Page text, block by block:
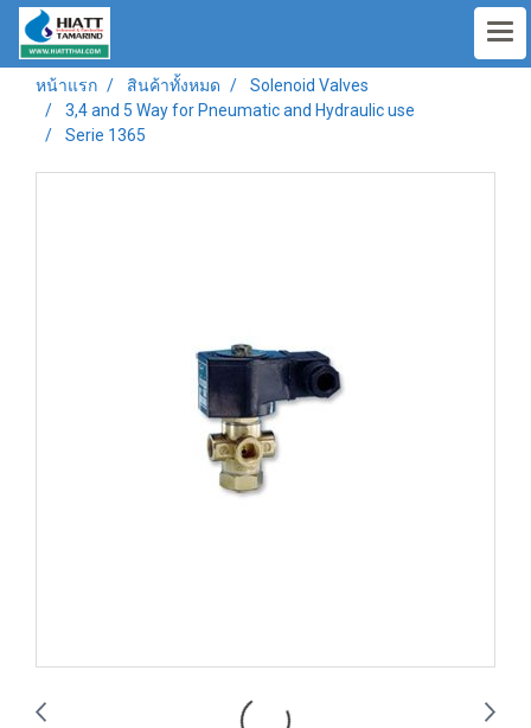
หน้าแรก สินค้าทั้งหมด
Solenoid Valves
3,4 and 5 Way for Pneumatic and Hydraulic use
Serie 1365